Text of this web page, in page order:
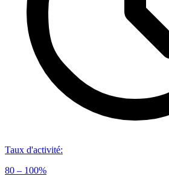
Taux d'activité:
80 – 100%